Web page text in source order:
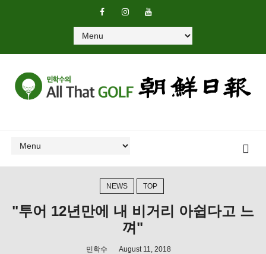
NEWS TOP
"투어 12년만에 내 비거리 아쉽다고 느
껴"
민학수 August 11, 2018